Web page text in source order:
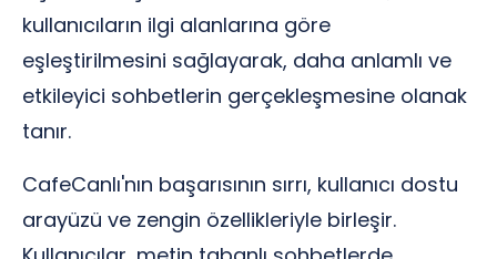
kullanıcıların ilgi alanlarına göre
eşleştirilmesini sağlayarak, daha anlamlı ve
etkileyici sohbetlerin gerçekleşmesine olanak
tanır.
CafeCanlı'nın başarısının sırrı, kullanıcı dostu
arayüzü ve zengin özellikleriyle birleşir.